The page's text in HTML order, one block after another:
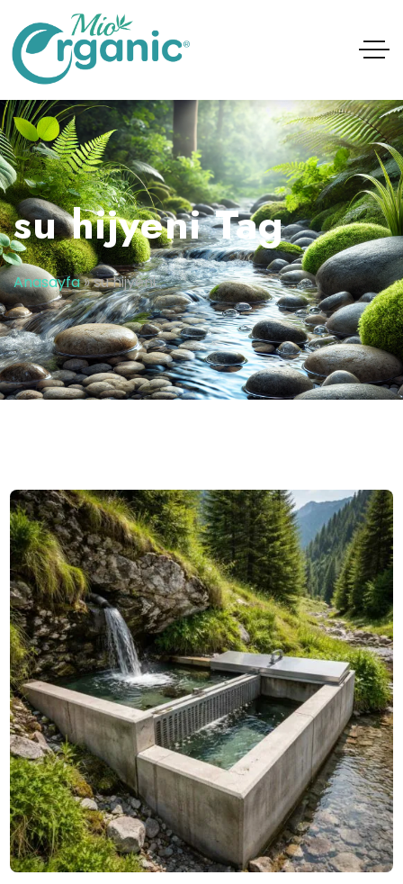
su hijyeni Tag
Anasayfa»su hijyeni